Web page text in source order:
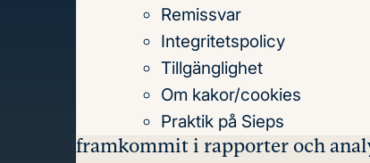
Remissvar
Integritetspolicy
Tillgänglighet
Om kakor/cookies
Praktik på Sieps
Seminarier
Vid Sieps seminarier
framkommit i rapporter och